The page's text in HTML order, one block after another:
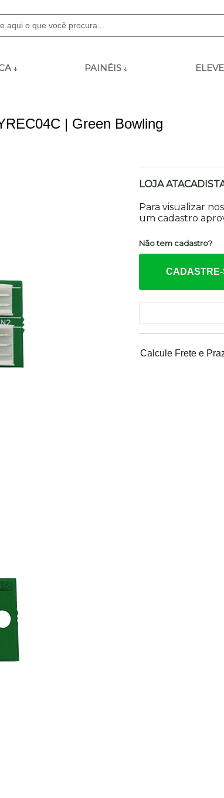
às 18:00
PAINÉIS
| Green Bowling
LOJA
Para visualizar
um cadastro
Não tem cadastro?
CADASTRE-
Calcule Frete e